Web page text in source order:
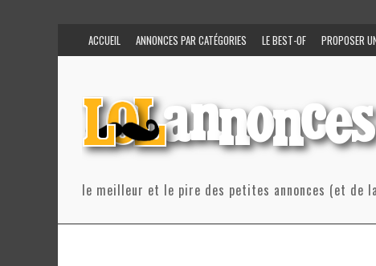
ACCUEIL ANNONCES PAR CATÉGORIES LE BEST-OF PROPOSER
le meilleur et le pire des petites annonces (et de